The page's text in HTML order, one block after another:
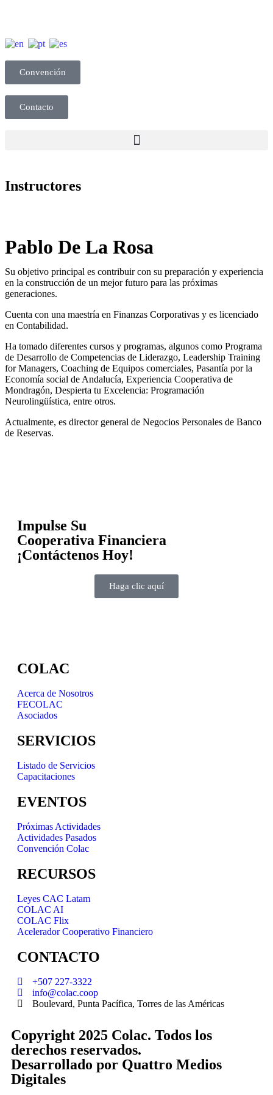
Convención
Contacto
Instructores
Pablo De La Rosa
Su objetivo principal es contribuir con su preparación y experiencia
en la construcción de un mejor futuro para las próximas
generaciones.
Cuenta con una maestría en Finanzas Corporativas y es licenciado
en Contabilidad.
Ha tomado diferentes cursos y programas, algunos como Programa
de Desarrollo de Competencias de Liderazgo, Leadership Training
for Managers, Coaching de Equipos comerciales, Pasantía por la
Economía social de Andalucía, Experiencia Cooperativa de
Mondragón, Despierta tu Excelencia: Programación
Neurolingüística, entre otros.
Actualmente, es director general de Negocios Personales de Banco
de Reservas.
Impulse Su
Cooperativa Financiera
¡Contáctenos Hoy!
Haga clic aquí
COLAC
Acerca de Nosotros
FECOLAC
Asociados
SERVICIOS
Listado de Servicios
Capacitaciones
EVENTOS
Próximas Actividades
Actividades Pasados
Convención Colac
RECURSOS
Leyes CAC Latam
COLAC AI
COLAC Flix
Acelerador Cooperativo Financiero
CONTACTO
+507 227-3322
info@colac.coop
Boulevard, Punta Pacífica, Torres de las Américas
Copyright 2025 Colac. Todos los
derechos reservados.
Desarrollado por Quattro Medios
Digitales